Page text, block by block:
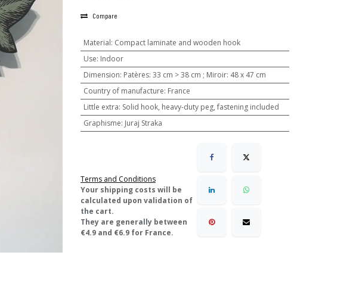
Compare
Material: Compact laminate and wooden hook
Use: Indoor
Dimension: Patères: 33 cm > 38 cm ; Miroir: 48 x 47 cm
Country of manufacture: France
Little extra: Solid hook, heavy-duty peg, fastening included
Graphisme: Juraj Straka
Terms and Conditions
​Your shipping costs will be
calculated upon validation of
the cart.
They are generally between
€4.9 and €6.9 for France.